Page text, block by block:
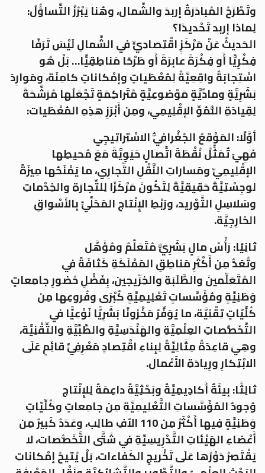
وتَطْرَحُ المُبادَرَةُ إربدَ والشَّمال، وهُنا يَبْرُزُ التَّساؤُلُ:
لِماذا إربد تَحْديدًا؟
الحَديثُ عَنْ مَرْكَزٍ اقْتِصادِيٍّ في الشَّمالِ لَيْسَ تَرَفًا
فِكْرِيًّا أَو فِكْرَةً عابِرَةً أَو طَرْحًا مَناطِقِيًّا… بَلْ هُو
اسْتِجابَةٌ واقِعِيَّةٌ لِمُعْطَياتٍ وإمْكاناتٍ كامِنَة، ومَوارِدَ
بَشَرِيَّةٍ ومادِّيَّةٍ مَوْضوعِيَّةٍ مُتَراكِمَةٍ تَجْعَلُها مُرَشَّحَةً
لِقِيادَةِ النُّمُوِّ الإقْلِيمِي، ومِن أَبْرَزِ هذِهِ المُعْطَيات:
أوَّلًا: المَوْقِعُ الجُغْرافِيُّ الاسْتِراتِيجِي
فَهِيَ تُمَثِّلُ نُقْطَةَ اتِّصالٍ حَيَوِيَّةً مَعَ مُحيطِها
الإقْلِيمِيِّ ومَساراتِ النَّقْلِ التِّجارِي، ما يَمْنَحُها مِيزَةً
لوجِسْتِيَّةً حَقِيقِيَّةً لِتَكُونَ مَرْكَزًا لِلتِّجارَةِ والخِدْماتِ
وسَلاسِلِ التَّوْريد، ورَبْطِ الإِنْتاجِ المَحَلِّيِّ بِالأَسْواقِ
الخارِجِيَّة.
ثانِيًا: رَأْسُ مالٍ بَشَرِيٌّ مُتَعَلِّمٌ ومُؤَهَّل
وتُعَدُّ مِن أَكْثَرِ مَناطِقِ المَمْلَكَةِ كَثافَةً في
المُتَعَلِّمينَ والطَّلَبَةِ والخِرِّيجين، بِفَضْلِ حُضورِ جامِعاتٍ
وَطَنِيَّةٍ ومُؤَسَّساتٍ تَعْلِيمِيَّةٍ كُبْرَى وفُروعِها مِن
كُلِّيّاتٍ تِقْنِيَّة، ما يُوَفِّرُ مَخْزونًا بَشَرِيًّا نَوْعِيًّا في
التَّخَصُّصاتِ العِلْمِيَّةِ والهَنْدَسِيَّةِ والطِّبِّيَّةِ والتِّقْنِيَّة،
وهِيَ قاعِدَةٌ مِثَالِيَّةٌ لِبِناءِ اقْتِصادٍ مَعْرِفِيٍّ قائِمٍ عَلَى
الابْتِكارِ ورِيادَةِ الأَعْمال.
ثالِثًا: بِيئَةٌ أَكادِيمِيَّةٌ وبَحْثِيَّةٌ داعِمَةٌ لِلإِنْتاج
وُجودُ المُؤَسَّساتِ التَّعْلِيمِيَّةِ مِن جامِعاتٍ وكُلِّيّاتٍ
وَطَنِيَّةٍ فِيها أَكْثَرُ مِن 110 الآفِ طالِب، وعَدَدٌ كَبيرٌ مِن
أَعْضاءِ الهَيْئاتِ التَّدْرِيسِيَّةِ في شَتَّى التَّخَصُّصات، لا
يَقْتَصِرُ دَوْرُها عَلَى تَخْريجِ الكَفاءات، بَلْ يُتيحُ إمْكاناتِ